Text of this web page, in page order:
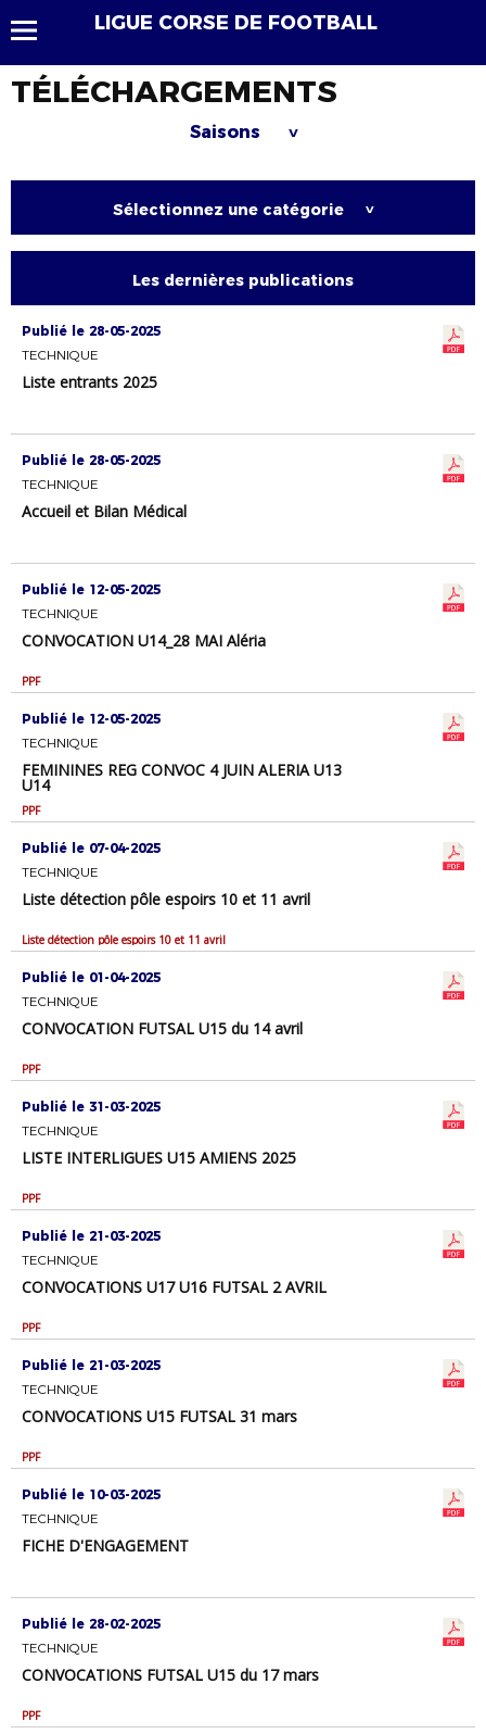
LIGUE CORSE DE FOOTBALL
TÉLÉCHARGEMENTS
Saisons >
Sélectionnez une catégorie >
Les dernières publications
Publié le 28-05-2025
TECHNIQUE
Liste entrants 2025
Publié le 28-05-2025
TECHNIQUE
Accueil et Bilan Médical
Publié le 12-05-2025
TECHNIQUE
CONVOCATION U14_28 MAI Aléria
PPF
Publié le 12-05-2025
TECHNIQUE
FEMININES REG CONVOC 4 JUIN ALERIA U13
U14
PPF
Publié le 07-04-2025
TECHNIQUE
Liste détection pôle espoirs 10 et 11 avril
Liste détection pôle espoirs 10 et 11 avril
Publié le 01-04-2025
TECHNIQUE
CONVOCATION FUTSAL U15 du 14 avril
PPF
Publié le 31-03-2025
TECHNIQUE
LISTE INTERLIGUES U15 AMIENS 2025
PPF
Publié le 21-03-2025
TECHNIQUE
CONVOCATIONS U17 U16 FUTSAL 2 AVRIL
PPF
Publié le 21-03-2025
TECHNIQUE
CONVOCATIONS U15 FUTSAL 31 mars
PPF
Publié le 10-03-2025
TECHNIQUE
FICHE D'ENGAGEMENT
Publié le 28-02-2025
TECHNIQUE
CONVOCATIONS FUTSAL U15 du 17 mars
PPF